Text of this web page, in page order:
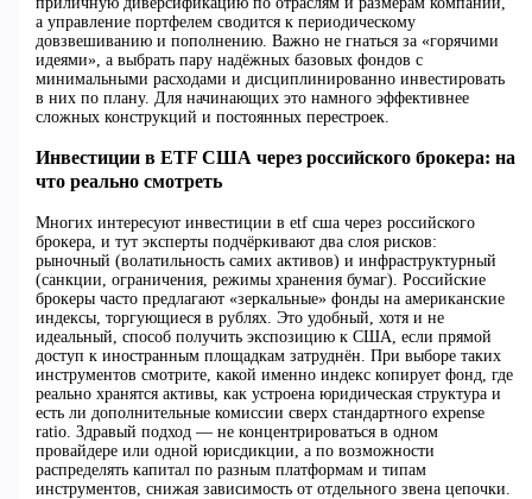
а управление портфелем сводится к периодическому
довзвешиванию и пополнению. Важно не гнаться за «горячими
идеями», а выбрать пару надёжных базовых фондов с
минимальными расходами и дисциплинированно инвестировать
в них по плану. Для начинающих это намного эффективнее
сложных конструкций и постоянных перестроек.
Инвестиции в ETF США через российского брокера: на
что реально смотреть
Многих интересуют инвестиции в etf сша через российского
брокера, и тут эксперты подчёркивают два слоя рисков:
рыночный (волатильность самих активов) и инфраструктурный
(санкции, ограничения, режимы хранения бумаг). Российские
брокеры часто предлагают «зеркальные» фонды на американские
индексы, торгующиеся в рублях. Это удобный, хотя и не
идеальный, способ получить экспозицию к США, если прямой
доступ к иностранным площадкам затруднён. При выборе таких
инструментов смотрите, какой именно индекс копирует фонд, где
реально хранятся активы, как устроена юридическая структура и
есть ли дополнительные комиссии сверх стандартного expense
ratio. Здравый подход — не концентрироваться в одном
провайдере или одной юрисдикции, а по возможности
распределять капитал по разным платформам и типам
инструментов, снижая зависимость от отдельного звена цепочки.